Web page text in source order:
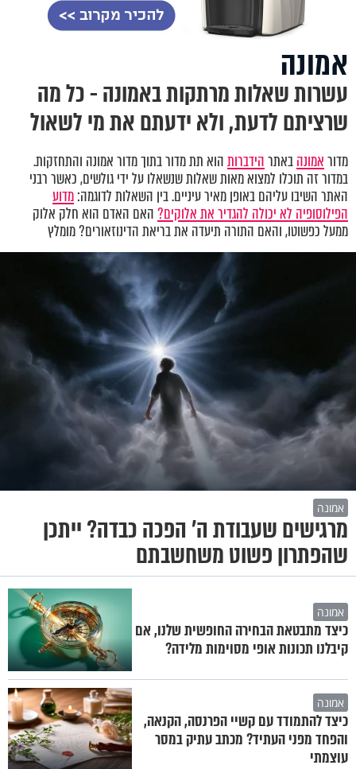
אמונה
עשרות שאלות מרתקות באמונה - כל מה
שרציתם לדעת, ולא ידעתם את מי לשאול
מדוראמונהבאתרהידברותהוא תת מדור בתוך מדור אמונה והתחזקות.
במדור זה תוכלו למצוא מאות שאלות שנשאלו על ידי גולשים, כאשר רבני
האתר השיבו עליהם באופן מאיר עיניים. בין השאלות לדוגמה:מדוע
הפילוסופיה לא יכולה להגדיר את אלוקים?האם האדם הוא חלק אלוק
ממעל כפשוטו, והאם התורה תיעדה את בריאת הדינוזאורים? מומלץ
אמונה
מרגישים שעבודת ה' הפכה כבדה? ייתכן
שהפתרון פשוט משחשבתם
אמונה
כיצד מתבטאת הבחירה החופשית שלנו, אם
קיבלנו תכונות אופי מסוימות מלידה?
אמונה
כיצד להתמודד עם קשיי הפרנסה, הקנאה,
והפחד מפני העתיד? מכתב עתיק במסר
עוצמתי